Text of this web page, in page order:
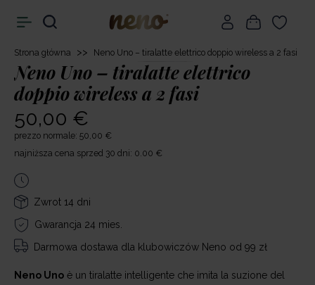
Strona główna >> Neno Uno – tiralatte elettrico doppio wireless a 2 fasi
Neno Uno – tiralatte elettrico
doppio wireless a 2 fasi
50,00 €
prezzo normale: 50,00 €
najniższa cena sprzed 30 dni: 0.00 €
Zwrot 14 dni
Gwarancja 24 mies.
Darmowa dostawa dla klubowiczów Neno od 99 zł
Neno Uno è un tiralatte intelligente che imita la suzione del